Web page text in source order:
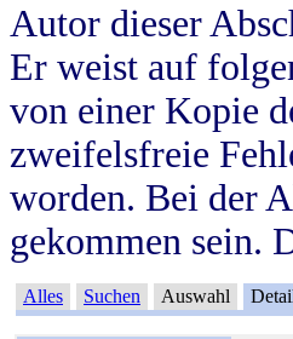
Autor dieser
Er weist auf
von einer Kopie
zweifelsfreie
worden. Bei der
gekommen sein.
Alles Suchen Auswahl